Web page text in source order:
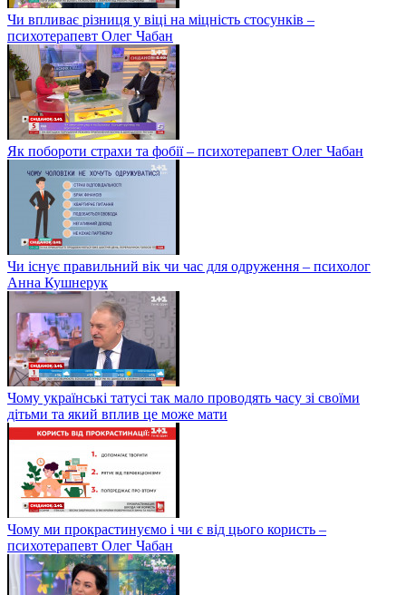
Чи впливає різниця у віці на міцність стосунків –
психотерапевт Олег Чабан
Як побороти страхи та фобії – психотерапевт Олег Чабан
Чи існує правильний вік чи час для одруження – психолог
Анна Кушнерук
Чому українські татусі так мало проводять часу зі своїми
дітьми та який вплив це може мати
Чому ми прокрастинуємо і чи є від цього користь –
психотерапевт Олег Чабан